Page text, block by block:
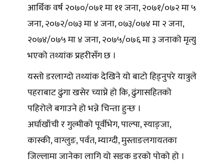
आर्थिक वर्ष २०७०/०७१ मा ११ जना, २०७१/०७२ मा ५
जना, २०७२/०७३ मा ४ जना, ०७३/०७४ मा २ जना,
२०७४/०७५ मा ४ जना, २०७५/०७६ मा ३ जनाको मृत्यु
भएको तथ्यांक प्रहरीसँग छ ।
यस्तो डरलाग्दो तथ्यांक देखिने यो बाटो हिड्नुपरे यात्रुले
पहराबाट ढुंगा खसेर च्याप्ने हो कि, ढुंगासहितको
पहिरोले बगाउने हो भन्ने चिन्ता हुन्छ ।
अर्घाखाँची र गुल्मीको पूर्वीभेग, पाल्पा, स्याङ्जा,
कास्की, वाग्लुङ, पर्वत, म्याग्दी, मुस्ताङलगायतका
जिल्लामा जानेका लागि यो सडक डरको पोको हो ।